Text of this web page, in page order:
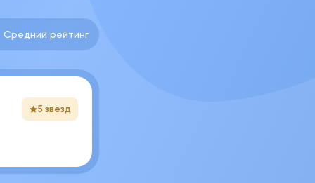
Средний рейтинг
5 звезд